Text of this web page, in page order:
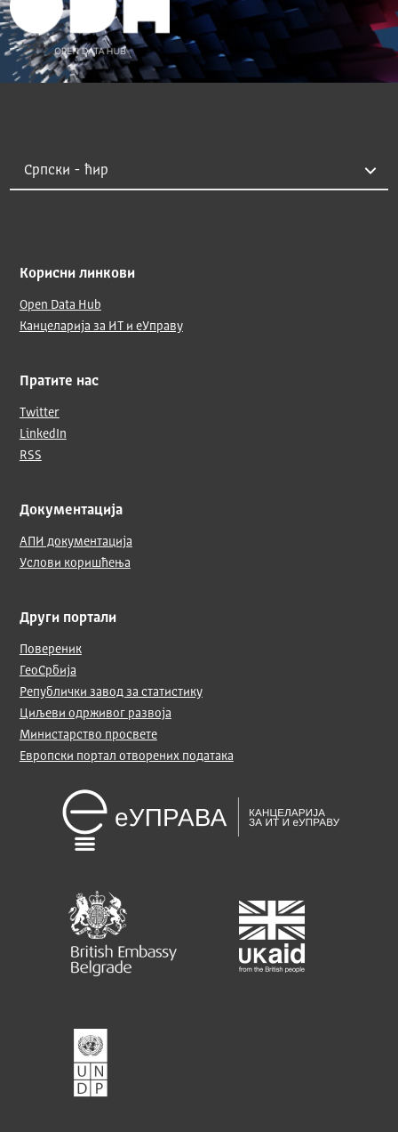
Корисни линкови
Open Data Hub
Канцеларија за ИТ и еУправу
Пратите нас
Twitter
LinkedIn
RSS
Документација
АПИ документација
Услови коришћења
Други портали
Повереник
ГеоСрбија
Републички завод за статистику
Циљеви одрживог развоја
Министарство просвете
Европски портал отворених података